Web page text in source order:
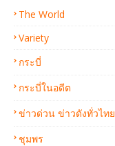
The World
Variety
กระบี่
กระบี่ในอดีต
ข่าวด่วน ข่าวดังทั่วไทย
ชุมพร